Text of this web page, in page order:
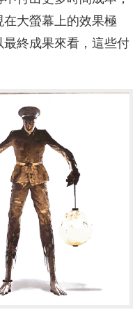
大螢幕上的效果極
終成果來看，這些付